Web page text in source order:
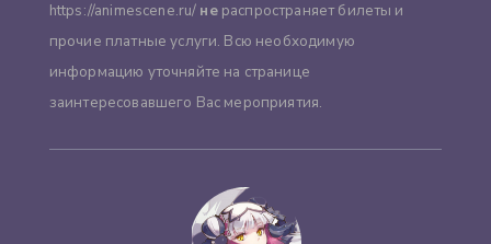
https://animescene.ru/ нераспространяет билеты и
прочие платные услуги. Всю необходимую
информацию уточняйте на странице
заинтересовавшего Вас мероприятия.